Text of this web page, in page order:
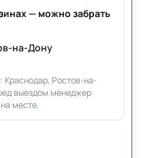
— можно забрать
на-Дону
Краснодар, Ростов-на-
выездом менеджер
месте.